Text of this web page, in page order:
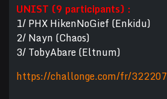
UNIST (9 participants) :
1/ PHX HikenNoGief (Enkidu)
2/ Nayn (Chaos)
3/ TobyAbare (Eltnum)
https://challonge.com/fr/322207